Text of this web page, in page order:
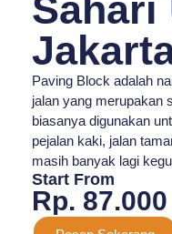
Sahari
Paving Block adalah
jalan yang merupakan
biasanya digunakan
pejalan kaki, jalan
masih banyak lagi
Start From
Rp. 87.000